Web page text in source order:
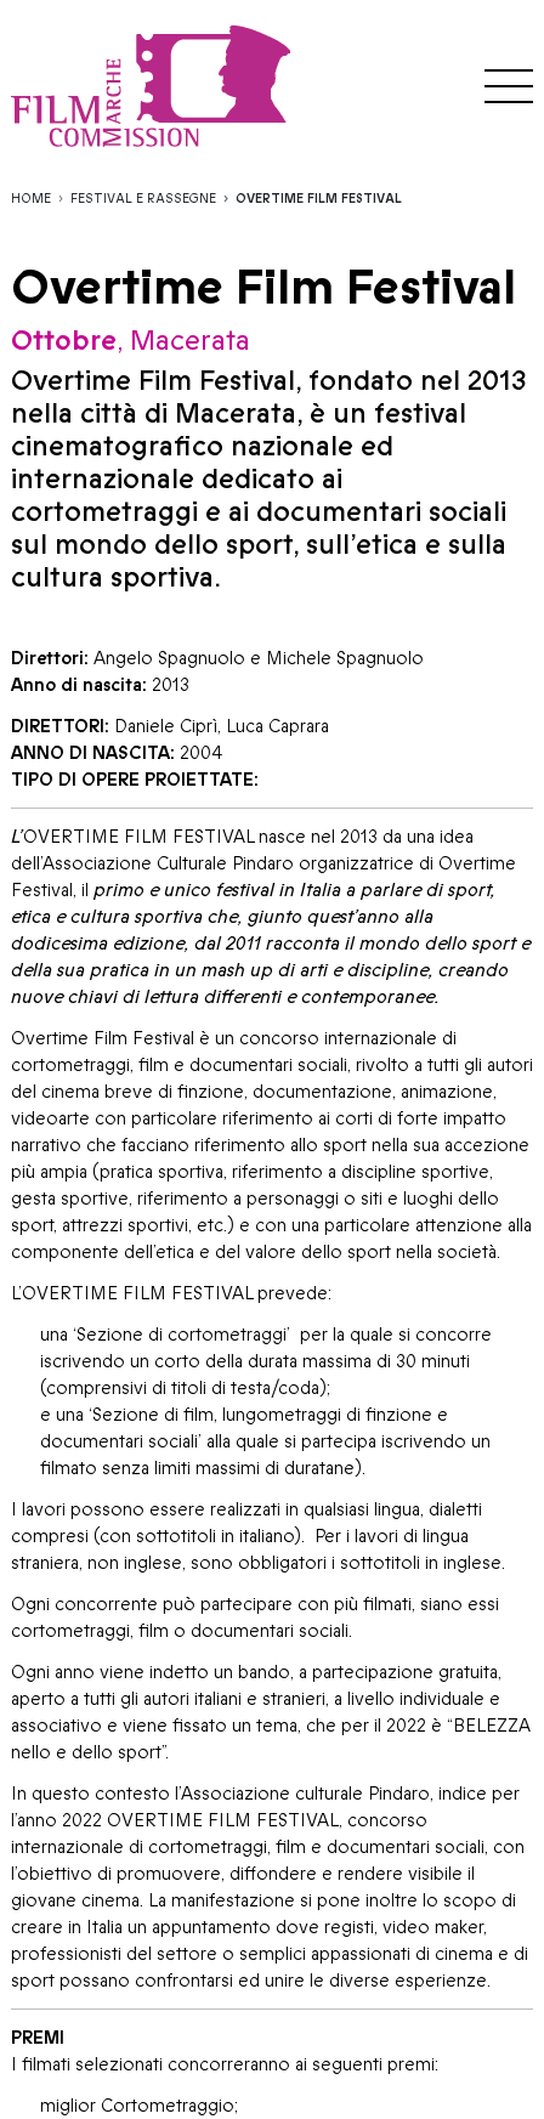
HOME FESTIVAL E RASSEGNE OVERTIME FILM FESTIVAL
Overtime Film Festival
Ottobre, Macerata
Overtime Film Festival, fondato nel 2013
nella città di Macerata, è un festival
cinematografico nazionale ed
internazionale dedicato ai
cortometraggi e ai documentari sociali
sul mondo dello sport, sull’etica e sulla
cultura sportiva.
Direttori: Angelo Spagnuolo e Michele Spagnuolo
Anno di nascita: 2013
DIRETTORI: Daniele Ciprì, Luca Caprara
ANNO DI NASCITA: 2004
TIPO DI OPERE PROIETTATE:
L’OVERTIME FILM FESTIVAL nasce nel 2013 da una idea
dell’Associazione Culturale Pindaro organizzatrice di Overtime
Festival, il primo e unico festival in Italia a parlare di sport,
etica e cultura sportiva che, giunto quest’anno alla
dodicesima edizione, dal 2011 racconta il mondo dello sport e
della sua pratica in un mash up di arti e discipline, creando
nuove chiavi di lettura differenti e contemporanee.
Overtime Film Festival è un concorso internazionale di
cortometraggi, film e documentari sociali, rivolto a tutti gli autori
del cinema breve di finzione, documentazione, animazione,
videoarte con particolare riferimento ai corti di forte impatto
narrativo che facciano riferimento allo sport nella sua accezione
più ampia (pratica sportiva, riferimento a discipline sportive,
gesta sportive, riferimento a personaggi o siti e luoghi dello
sport, attrezzi sportivi, etc.) e con una particolare attenzione alla
componente dell’etica e del valore dello sport nella società.
L’OVERTIME FILM FESTIVAL prevede:
una ‘Sezione di cortometraggi’ per la quale si concorre
iscrivendo un corto della durata massima di 30 minuti
(comprensivi di titoli di testa/coda);
e una ‘Sezione di film, lungometraggi di finzione e
documentari sociali’ alla quale si partecipa iscrivendo un
filmato senza limiti massimi di duratane).
I lavori possono essere realizzati in qualsiasi lingua, dialetti
compresi (con sottotitoli in italiano). Per i lavori di lingua
straniera, non inglese, sono obbligatori i sottotitoli in inglese.
Ogni concorrente può partecipare con più filmati, siano essi
cortometraggi, film o documentari sociali.
Ogni anno viene indetto un bando, a partecipazione gratuita,
aperto a tutti gli autori italiani e stranieri, a livello individuale e
associativo e viene fissato un tema, che per il 2022 è “BELEZZA
nello e dello sport”.
In questo contesto l’Associazione culturale Pindaro, indice per
l’anno 2022 OVERTIME FILM FESTIVAL, concorso
internazionale di cortometraggi, film e documentari sociali, con
l’obiettivo di promuovere, diffondere e rendere visibile il
giovane cinema. La manifestazione si pone inoltre lo scopo di
creare in Italia un appuntamento dove registi, video maker,
professionisti del settore o semplici appassionati di cinema e di
sport possano confrontarsi ed unire le diverse esperienze.
PREMI
I filmati selezionati concorreranno ai seguenti premi:
miglior Cortometraggio;